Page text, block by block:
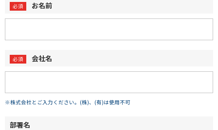
お名前
会社名
※株式会社とご入力ください。(株)、(有)は使用不可
部署名